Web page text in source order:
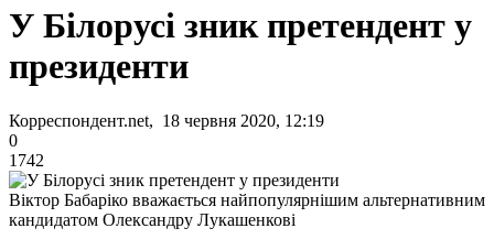
У Білорусі зник претендент у
президенти
Корреспондент.net, 18 червня 2020, 12:19
0
1742
Віктор Бабаріко вважається найпопулярнішим альтернативним
кандидатом Олександру Лукашенкові